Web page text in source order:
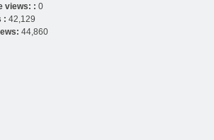
views: :0
:42,129
44,860